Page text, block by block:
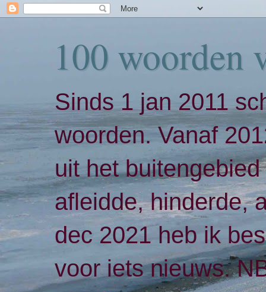
100 woorden
Sinds 1 jan 2011
woorden. Vanaf
uit het
afleidde, hinderde,
dec 2021 heb ik
voor iets nieuws.